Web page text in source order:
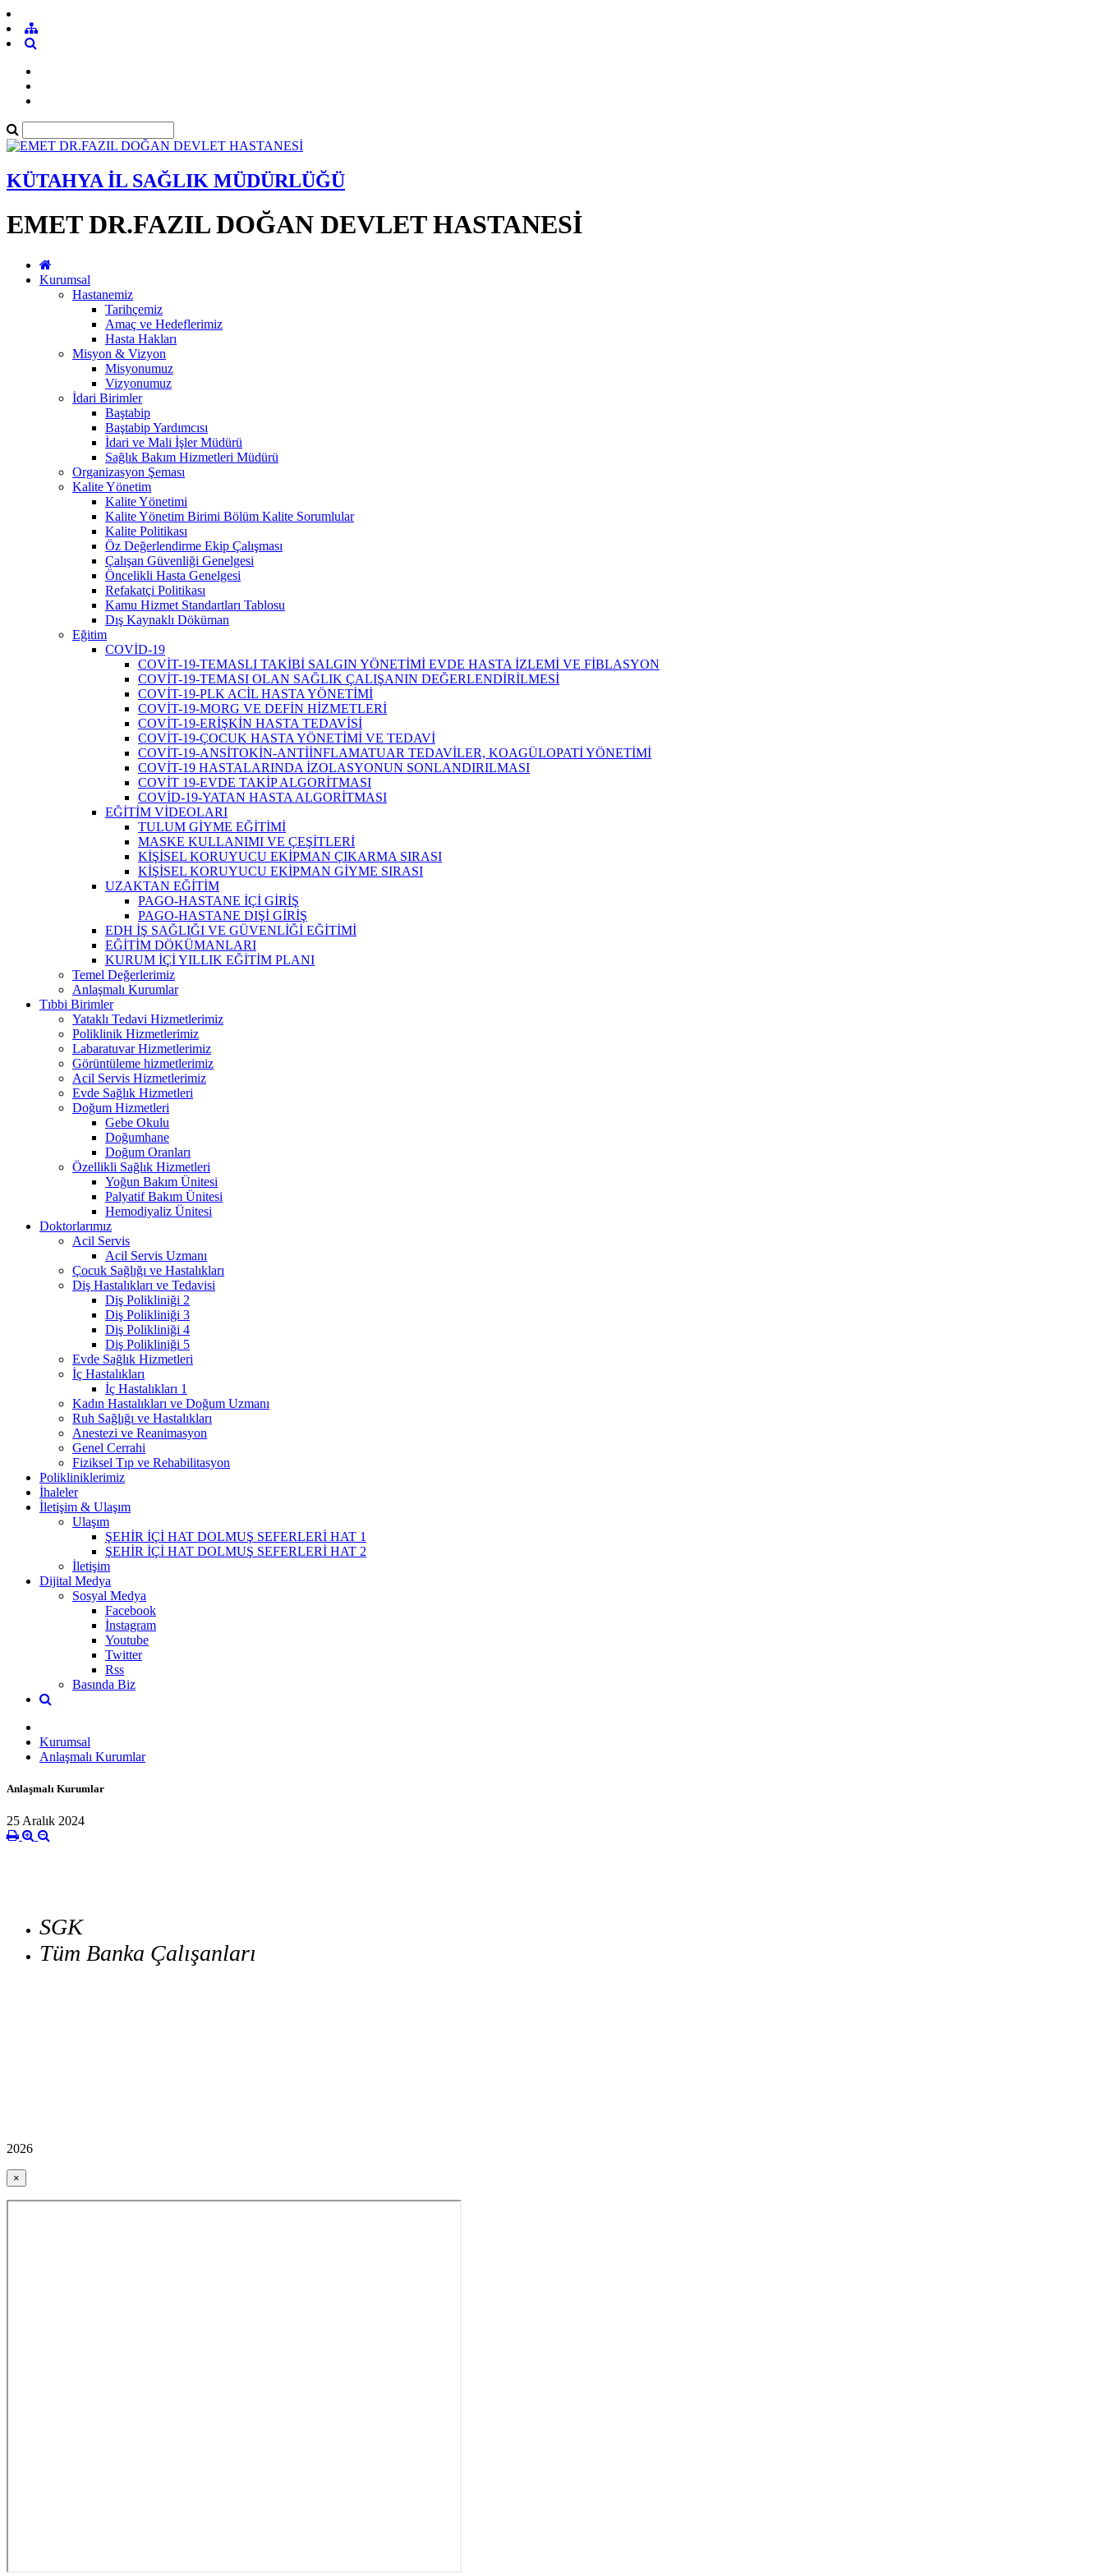
KÜTAHYA İL SAĞLIK MÜDÜRLÜĞÜ
EMET DR.FAZIL DOĞAN DEVLET HASTANESİ
Kurumsal
Hastanemiz
Tarihçemiz
Amaç ve Hedeflerimiz
Hasta Hakları
Misyon & Vizyon
Misyonumuz
Vizyonumuz
İdari Birimler
Baştabip
Baştabip Yardımcısı
İdari ve Mali İşler Müdürü
Sağlık Bakım Hizmetleri Müdürü
Organizasyon Şeması
Kalite Yönetim
Kalite Yönetimi
Kalite Yönetim Birimi Bölüm Kalite Sorumlular
Kalite Politikası
Öz Değerlendirme Ekip Çalışması
Çalışan Güvenliği Genelgesi
Öncelikli Hasta Genelgesi
Refakatçi Politikası
Kamu Hizmet Standartları Tablosu
Dış Kaynaklı Döküman
Eğitim
COVİD-19
COVİT-19-TEMASLI TAKİBİ SALGIN YÖNETİMİ EVDE HASTA İZLEMİ VE FİBLASYON
COVİT-19-TEMASI OLAN SAĞLIK ÇALIŞANIN DEĞERLENDİRİLMESİ
COVİT-19-PLK ACİL HASTA YÖNETİMİ
COVİT-19-MORG VE DEFİN HİZMETLERİ
COVİT-19-ERİŞKİN HASTA TEDAVİSİ
COVİT-19-ÇOCUK HASTA YÖNETİMİ VE TEDAVİ
COVİT-19-ANSİTOKİN-ANTİİNFLAMATUAR TEDAVİLER, KOAGÜLOPATİ YÖNETİMİ
COVİT-19 HASTALARINDA İZOLASYONUN SONLANDIRILMASI
COVİT 19-EVDE TAKİP ALGORİTMASI
COVİD-19-YATAN HASTA ALGORİTMASI
EĞİTİM VİDEOLARI
TULUM GİYME EĞİTİMİ
MASKE KULLANIMI VE ÇEŞİTLERİ
KİŞİSEL KORUYUCU EKİPMAN ÇIKARMA SIRASI
KİŞİSEL KORUYUCU EKİPMAN GİYME SIRASI
UZAKTAN EĞİTİM
PAGO-HASTANE İÇİ GİRİŞ
PAGO-HASTANE DIŞİ GİRİŞ
EDH İŞ SAĞLIĞI VE GÜVENLİĞİ EĞİTİMİ
EĞİTİM DÖKÜMANLARI
KURUM İÇİ YILLIK EĞİTİM PLANI
Temel Değerlerimiz
Anlaşmalı Kurumlar
Tıbbi Birimler
Yataklı Tedavi Hizmetlerimiz
Poliklinik Hizmetlerimiz
Labaratuvar Hizmetlerimiz
Görüntüleme hizmetlerimiz
Acil Servis Hizmetlerimiz
Evde Sağlık Hizmetleri
Doğum Hizmetleri
Gebe Okulu
Doğumhane
Doğum Oranları
Özellikli Sağlık Hizmetleri
Yoğun Bakım Ünitesi
Palyatif Bakım Ünitesi
Hemodiyaliz Ünitesi
Doktorlarımız
Acil Servis
Acil Servis Uzmanı
Çocuk Sağlığı ve Hastalıkları
Diş Hastalıkları ve Tedavisi
Diş Polikliniği 2
Diş Polikliniği 3
Diş Polikliniği 4
Diş Polikliniği 5
Evde Sağlık Hizmetleri
İç Hastalıkları
İç Hastalıkları 1
Kadın Hastalıkları ve Doğum Uzmanı
Ruh Sağlığı ve Hastalıkları
Anestezi ve Reanimasyon
Genel Cerrahi
Fiziksel Tıp ve Rehabilitasyon
Polikliniklerimiz
İhaleler
İletişim & Ulaşım
Ulaşım
ŞEHİR İÇİ HAT DOLMUŞ SEFERLERİ HAT 1
ŞEHİR İÇİ HAT DOLMUŞ SEFERLERİ HAT 2
İletişim
Dijital Medya
Sosyal Medya
Facebook
İnstagram
Youtube
Twitter
Rss
Basında Biz
Kurumsal
Anlaşmalı Kurumlar
Anlaşmalı Kurumlar
25 Aralık 2024
SGK
Tüm Banka Çalışanları
2026
×